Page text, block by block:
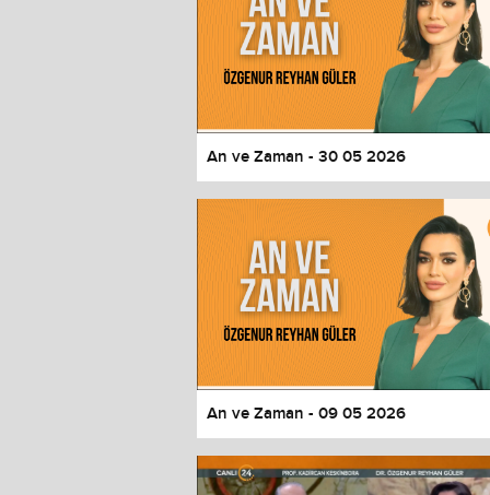
An ve Zaman - 30 05 2026
An ve Zaman - 09 05 2026